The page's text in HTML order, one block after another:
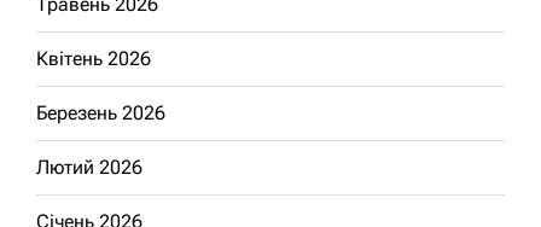
Квітень 2026
Березень 2026
Лютий 2026
Січень 2026